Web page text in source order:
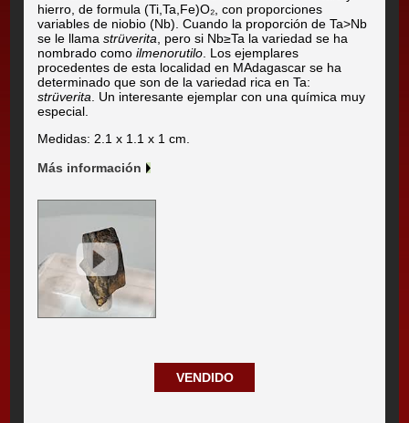
hierro, de formula (Ti,Ta,Fe)O₂, con proporciones
variables de niobio (Nb). Cuando la proporción de Ta>Nb
se le llamastrüverita , pero si Nb≥Ta la variedad se ha
nombrado comoilmenorutilo . Los ejemplares
procedentes de esta localidad en MAdagascar se ha
determinado que son de la variedad rica en Ta:
strüverita . Un interesante ejemplar con una química muy
especial.
Medidas: 2.1 x 1.1 x 1 cm.
Más información
VENDIDO